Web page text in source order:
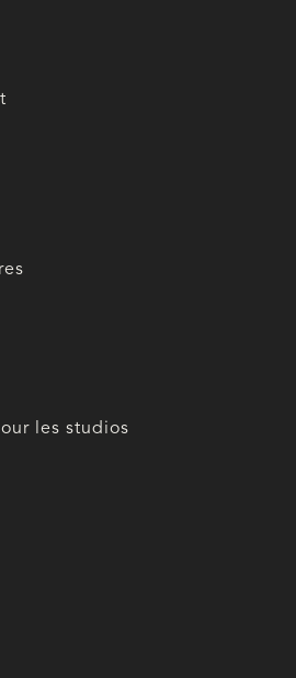
les studios